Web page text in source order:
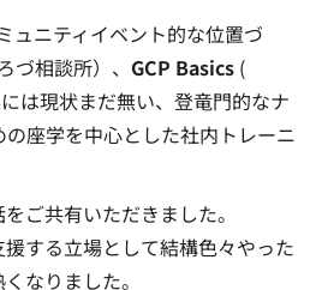
ュニティイベント的な位置づ
づ相談所）、 GCP Basics (
は現状まだ無い、登竜門的なナ
座学を中心とした社内トレーニ
ご共有いただきました。
する立場として結構色々やった
なりました。